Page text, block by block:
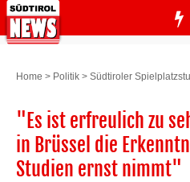
Home > Politik > Südtiroler
"Es ist erfreulich zu
in Brüssel die
Studien ernst nimmt"